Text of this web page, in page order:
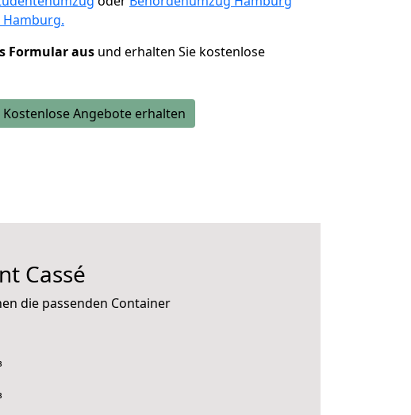
Formular aus und erhalten Sie kostenlose
Kostenlose Angebote erhalten
Cassé
die passenden Container